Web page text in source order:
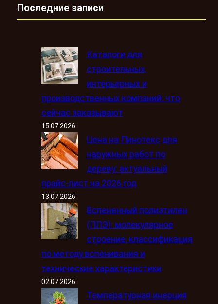
Последние записи
Каталоги для
строительных,
интерьерных и
производственных компаний: что
сейчас заказывают
15.07.2026
Цена на Пинотекс для
наружных работ по
дереву: актуальный
прайс-лист на 2026 год
13.07.2026
Вспененный полиэтилен
(ППЭ): молекулярное
строение, классификация
по методу вспенивания и
технические характеристики
02.07.2026
Температурная инерция